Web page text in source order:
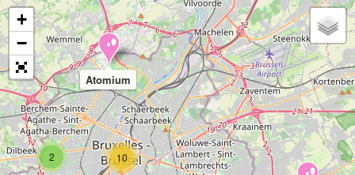
2 10
Atomium
+
−